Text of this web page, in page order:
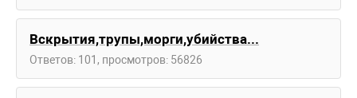
Вскрытия,трупы,морги,убийства...
Ответов: 101, просмотров: 56826